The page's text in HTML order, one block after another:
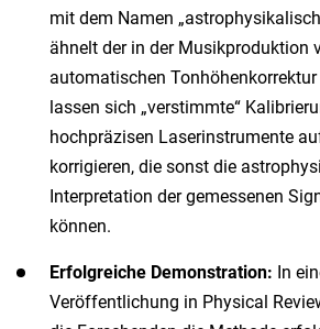
mit dem Namen
ähnelt der in der Musikproduktion
automatischen
lassen sich „verstimmte“
hochpräzisen Laserinstrumente
korrigieren, die sonst die
Interpretation der gemessenen
können.
Erfolgreiche Demonstration: In
Veröffentlichung in Physical